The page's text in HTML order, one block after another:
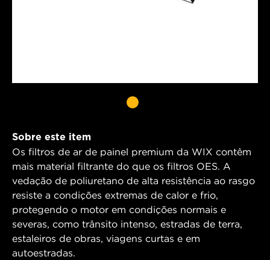
Sobre este item
Os filtros de ar de painel premium da WIX contêm
mais material filtrante do que os filtros OES. A
vedação de poliuretano de alta resistência ao rasgo
resiste a condições extremas de calor e frio,
protegendo o motor em condições normais e
severas, como trânsito intenso, estradas de terra,
estaleiros de obras, viagens curtas e em
autoestradas.